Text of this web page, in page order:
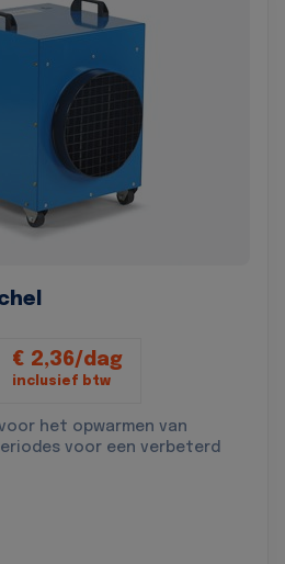
€ 2,36/dag
inclusief btw
het opwarmen van
voor een verbeterd